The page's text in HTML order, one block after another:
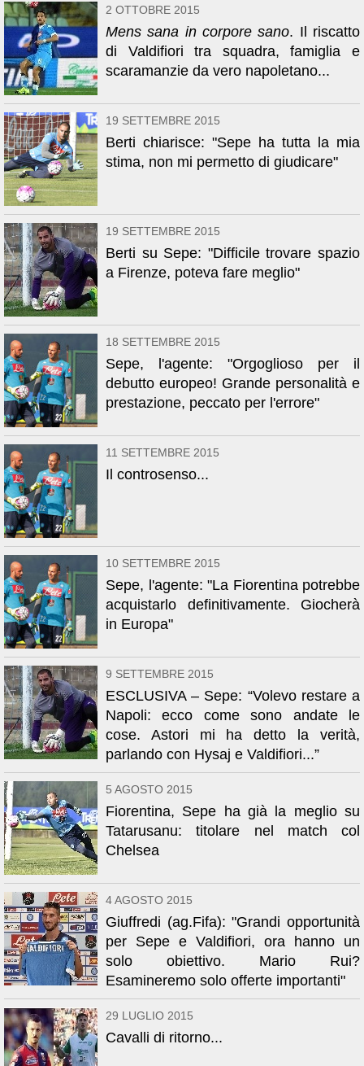
2 OTTOBRE 2015
Mens sana in corpore sano. Il riscatto
di Valdifiori tra squadra, famiglia e
scaramanzie da vero napoletano...
19 SETTEMBRE 2015
Berti chiarisce: "Sepe ha tutta la mia
stima, non mi permetto di giudicare"
19 SETTEMBRE 2015
Berti su Sepe: "Difficile trovare spazio
a Firenze, poteva fare meglio"
18 SETTEMBRE 2015
Sepe, l'agente: "Orgoglioso per il
debutto europeo! Grande personalità e
prestazione, peccato per l'errore"
11 SETTEMBRE 2015
Il controsenso...
10 SETTEMBRE 2015
Sepe, l'agente: "La Fiorentina potrebbe
acquistarlo definitivamente. Giocherà
in Europa"
9 SETTEMBRE 2015
ESCLUSIVA – Sepe: “Volevo restare a
Napoli: ecco come sono andate le
cose. Astori mi ha detto la verità,
parlando con Hysaj e Valdifiori...”
5 AGOSTO 2015
Fiorentina, Sepe ha già la meglio su
Tatarusanu: titolare nel match col
Chelsea
4 AGOSTO 2015
Giuffredi (ag.Fifa): "Grandi opportunità
per Sepe e Valdifiori, ora hanno un
solo obiettivo. Mario Rui?
Esamineremo solo offerte importanti"
29 LUGLIO 2015
Cavalli di ritorno...